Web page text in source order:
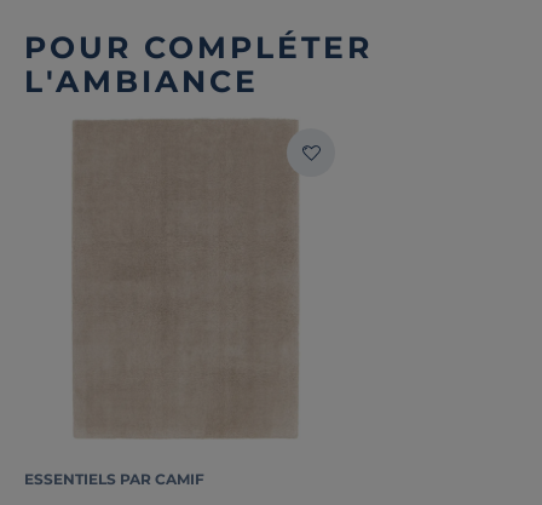
POUR COMPLÉTER
L'AMBIANCE
ESSENTIELS PAR CAMIF